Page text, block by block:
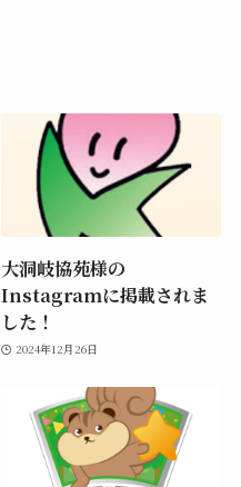
大洞岐協苑様の
Instagramに掲載されま
した！
2024年12月26日